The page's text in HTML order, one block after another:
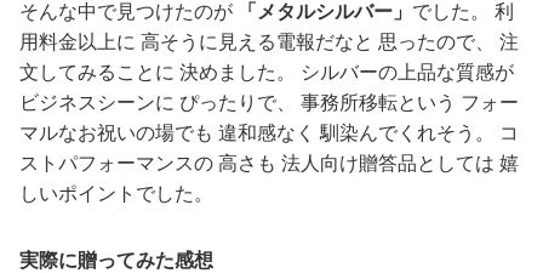
そんな中で見つけたのが
「メタルシルバー」 でした。 利
用料金以上に 高そうに見える電報だなと 思ったので、 注
文してみることに 決めました。 シルバーの上品な質感が
ビジネスシーンに ぴったりで、 事務所移転という フォー
マルなお祝いの場でも 違和感なく 馴染んでくれそう。 コ
ストパフォーマンスの 高さも 法人向け贈答品としては 嬉
しいポイントでした。
実際に贈ってみた感想